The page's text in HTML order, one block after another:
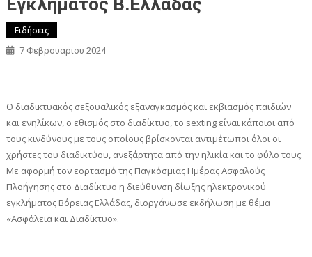
Εγκλήματος Β.Ελλάδας
Ειδήσεις
7 Φεβρουαρίου 2024
Ο διαδικτυακός σεξουαλικός εξαναγκασμός και εκβιασμός παιδιών
και ενηλίκων, ο εθισμός στο διαδίκτυο, το sexting είναι κάποιοι από
τους κινδύνους με τους οποίους βρίσκονται αντιμέτωποι όλοι οι
χρήστες του διαδικτύου, ανεξάρτητα από την ηλικία και το φύλο τους.
Με αφορμή τον εορτασμό της Παγκόσμιας Ημέρας Ασφαλούς
Πλοήγησης στο Διαδίκτυο η διεύθυνση δίωξης ηλεκτρονικού
εγκλήματος Βόρειας Ελλάδας, διοργάνωσε εκδήλωση με θέμα
«Ασφάλεια και Διαδίκτυο».